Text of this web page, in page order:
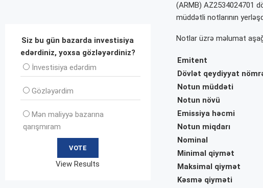
(ARMB) AZ2534024701
müddətli notlarının
Notlar üzrə məlumat
Emitent
Dövlət qeydiyyat
Notun müddəti
Notun növü
Emissiya həcmi
Notun miqdarı
Nominal
Minimal qiymət
Maksimal qiymət
Kəsmə qiyməti
Siz bu gün bazarda investisiya
edərdiniz, yoxsa gözləyərdiniz?
İnvеstisiya edərdim
Gözləyərdim
Mən maliyyə bazarına
qarışmıram
View Results